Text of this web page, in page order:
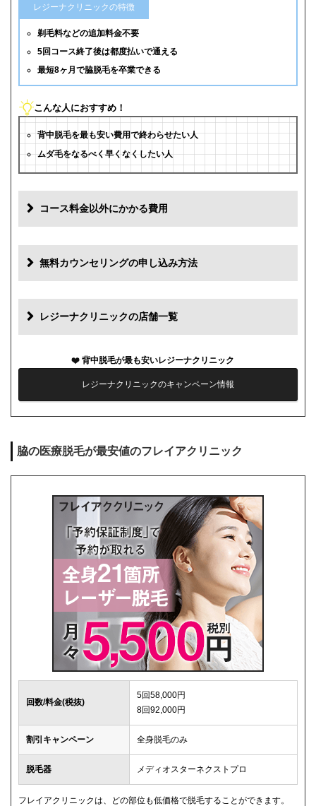
レジーナクリニックの特徴
剃毛料などの追加料金不要
5回コース終了後は都度払いで通える
最短8ヶ月で脇脱毛を卒業できる
こんな人におすすめ！
背中脱毛を最も安い費用で終わらせたい人
ムダ毛をなるべく早くなくしたい人
コース料金以外にかかる費用
初診料 0円
再診料 0円
薬代 0円
シェービング代 0円
キャンセル料 前日まで無料
無料カウンセリングの申し込み方法
レジーナクリニックの店舗一覧
背中脱毛が最も安いレジーナクリニック
レジーナクリニックのキャンペーン情報
脇の医療脱毛が最安値のフレイアクリニック
回数/料金(税抜)
5回58,000円
8回92,000円
割引キャンペーン 全身脱毛のみ
脱毛器 メディオスターネクストプロ
フレイアクリニックは、どの部位も低価格で脱毛することができます。